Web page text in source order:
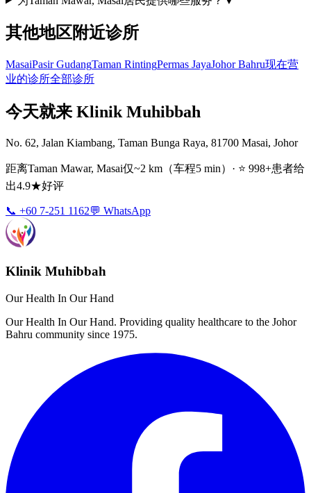
其他地区附近诊所
MasaiPasir GudangTaman RintingPermas JayaJohor Bahru现在营
业的诊所全部诊所
今天就来 Klinik Muhibbah
No. 62, Jalan Kiambang, Taman Bunga Raya, 81700 Masai, Johor
距离Taman Mawar, Masai仅~2 km（车程5 min）· ⭐ 998+患者给
出4.9★好评
📞 +60 7-251 1162💬 WhatsApp
Klinik Muhibbah
Our Health In Our Hand
Our Health In Our Hand. Providing quality healthcare to the Johor
Bahru community since 1975.